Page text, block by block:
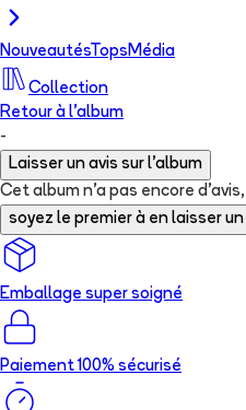
NouveautésTops Média
Collection
Retour à l'album
-
Laisser un avis sur l'album
Cet album n'a pas encore d'avis,
soyez le premier à en laisser un
Emballage super soigné
Paiement 100% sécurisé